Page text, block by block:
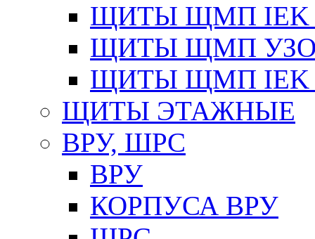
ЩИТЫ ЩМП IEK
ЩИТЫ ЩМП
ЩИТЫ ЩМП IEK
ЩИТЫ ЭТАЖНЫЕ
ВРУ, ШРС
ВРУ
КОРПУСА ВРУ